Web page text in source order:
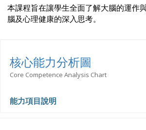
本課程旨在讓學生全面了解大腦的運作
腦及心理健康的深入思考。
核心能力分析圖
Core Competence Analysis Chart
能力項目說明